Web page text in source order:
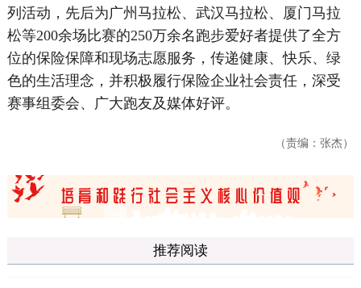
列活动，先后为广州马拉松、武汉马拉松、厦门马拉
松等200余场比赛的250万余名跑步爱好者提供了全方
位的保险保障和现场志愿服务，传递健康、快乐、绿
色的生活理念，并积极履行保险企业社会责任，深受
赛事组委会、广大跑友及媒体好评。
（责编：张杰）
推荐阅读